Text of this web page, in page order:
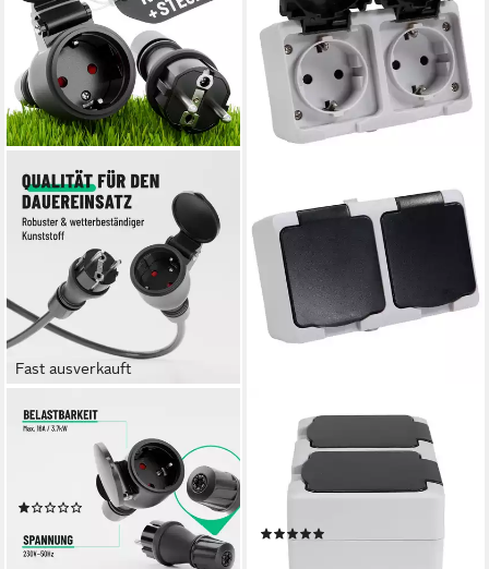
Fast ausverkauft
GREATE.
Steckdose 230V Schuko
Stecker Kupplung Set
wasserdicht nach IP54, 2-St.
(1)
lieferbar - in 2-3 Werktagen bei dir
REV RITTER GMBH
Aufputz-Steckdose REV
AquaMini Feuchtraum 2-fach
Steckdose Doppelsteckdose